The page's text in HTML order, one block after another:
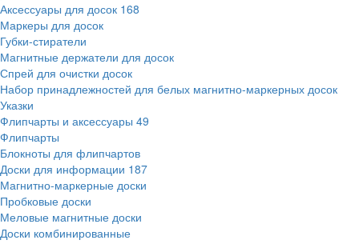
Аксессуары для досок 168
Маркеры для досок
Губки-стиратели
Магнитные держатели для досок
Спрей для очистки досок
Набор принадлежностей для белых магнитно-маркерных досок
Указки
Флипчарты и аксессуары 49
Флипчарты
Блокноты для флипчартов
Доски для информации 187
Магнитно-маркерные доски
Пробковые доски
Меловые магнитные доски
Доски комбинированные